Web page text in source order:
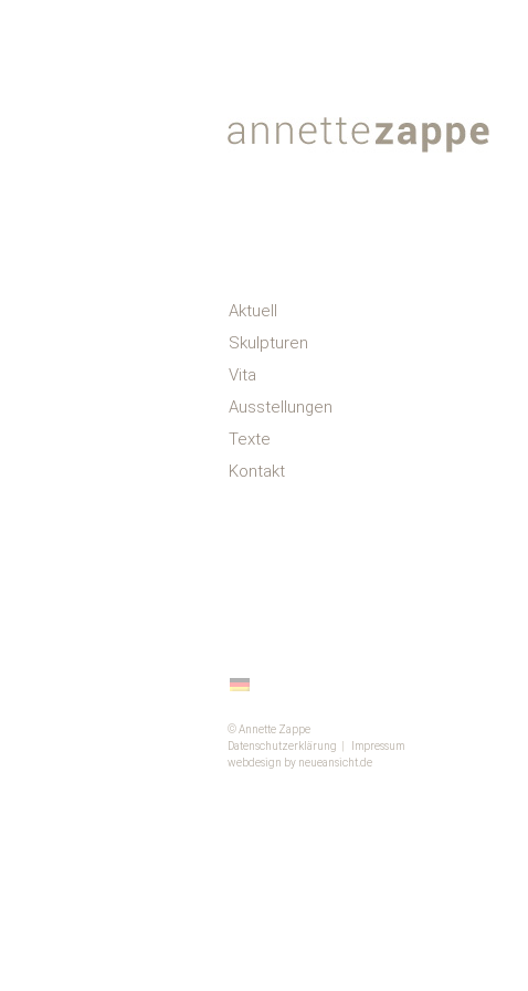
Aktuell
Skulpturen
Vita
Ausstellungen
Texte
Kontakt
© Annette Zappe
Datenschutzerklärung
Impressum
webdesign by neueansicht.de